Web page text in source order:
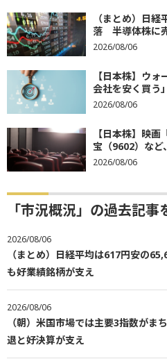
（まとめ）日
落 半導体株に
2026/08/06
【日本株】ウ
会社を安く買う
2026/08/06
【日本株】映
宝（9602）など
2026/08/06
「市況概況」の過去記事
2026/08/06
（まとめ）日経平均は617円安の
も好業績銘柄が支え
2026/08/06
（朝）米国市場では主要3指数が
退と好決算が支え